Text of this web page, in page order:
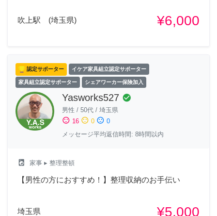
吹上駅 (埼玉県) ¥6,000
認定サポーター イケア家具組立認定サポーター
家具組立認定サポーター シェアワーカー保険加入
Yasworks527 check_circle
男性 / 50代 / 埼玉県
sentiment_satisfied 16 sentiment_neutral 0 sentiment_dissatisfied 0
メッセージ平均返信時間: 8時間以内
local_laundry_service 家事 ▸ 整理整頓
【男性の方におすすめ！】整理収納のお手伝い
埼玉県 ¥5,000